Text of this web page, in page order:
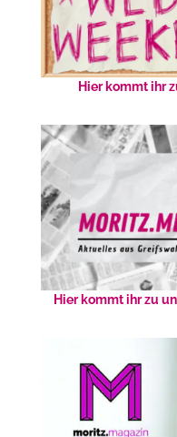
Hier kommt ihr
Hier kommt ihr zu